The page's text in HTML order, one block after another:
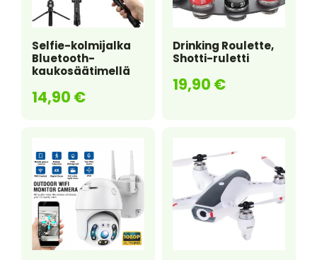
Selfie-kolmijalka
Bluetooth-
kaukosäätimellä
14,90 €
Drinking Roulette,
Shotti-ruletti
19,90 €